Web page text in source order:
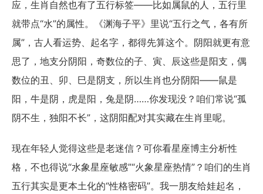
应，生肖自然也有了五行标签——比如属鼠的人，五行里
就带点“水”的属性。《渊海子平》里说“五行之气，各有所
属”，古人看运势、起名字，都得先算这个。阴阳就更有意
思了，地支分阴阳，奇数位的子、寅、辰这些是阳支，偶
数位的丑、卯、巳是阴支，所以生肖也分阴阳——鼠是
阳，牛是阴，虎是阳，兔是阴……你发现没？咱们常说“孤
阴不生，独阳不长”，这阴阳配对其实藏在生肖里呢。
现在年轻人觉得这些是老迷信？可你看星座博主分析性
格，不也得说“水象星座敏感”“火象星座热情”？咱们的生肖
五行其实是更本土化的“性格密码”。我一朋友给娃起名，